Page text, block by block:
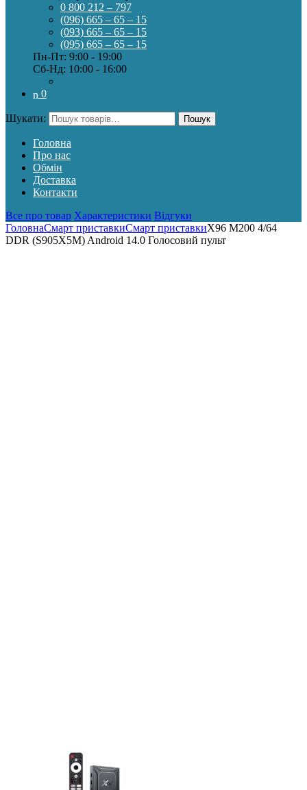
0 800 212 – 797
(096) 665 – 65 – 15
(093) 665 – 65 – 15
(095) 665 – 65 – 15
Пн-Пт: 9:00 - 19:00
Сб-Нд: 10:00 - 16:00
0
Шукати: Пошук
Головна
Про нас
Обмін
Доставка
Контакти
Все про товар Характеристики Відгуки
ГоловнаСмарт приставкиСмарт приставкиX96 M200 4/64
DDR (S905X5M) Android 14.0 Голосовий пульт